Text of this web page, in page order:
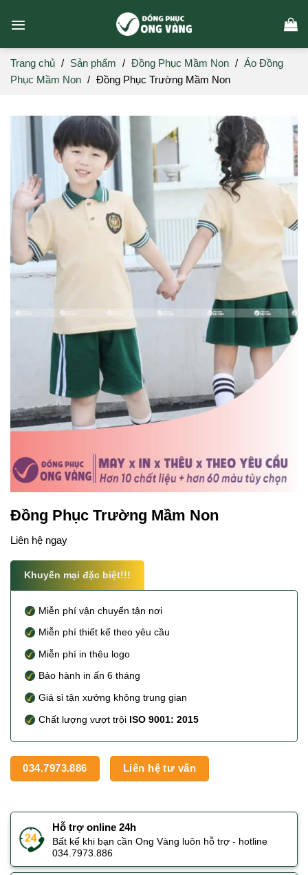
Trang chủ / Sản phẩm / Đồng Phục Mầm Non / Áo Đồng
Phục Mầm Non / Đồng Phục Trường Mầm Non
Đồng Phục Trường Mầm Non
Liên hệ ngay
Khuyến mại đặc biệt!!!
Miễn phí vận chuyển tận nơi
Miễn phí thiết kế theo yêu cầu
Miễn phí in thêu logo
Bảo hành in ấn 6 tháng
Giá sỉ tận xưởng không trung gian
Chất lượng vượt trội ISO 9001: 2015
034.7973.886 Liên hệ tư vấn
Hỗ trợ online 24h
Bất kể khi bạn cần Ong Vàng luôn hỗ trợ - hotline
034.7973.886